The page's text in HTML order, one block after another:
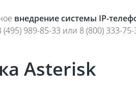
внедрение системы IP-
989-85-33 или 8 (800) 333-
Asterisk